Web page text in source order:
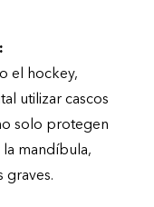
el hockey,
utilizar cascos
solo protegen
la mandíbula,
graves.